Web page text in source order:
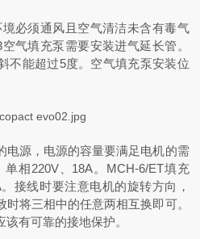
必须通风且空气清洁未含有毒气
气填充泵需要安装进气延长管。
不能超过5度。空气填充泵安装位
电源，电源的容量要满足电机的需
相220V、18A。MCH-6/ET填充
接线时要注意电机的旋转方向，
将三相中的任意两相互换即可。
有可靠的接地保护。